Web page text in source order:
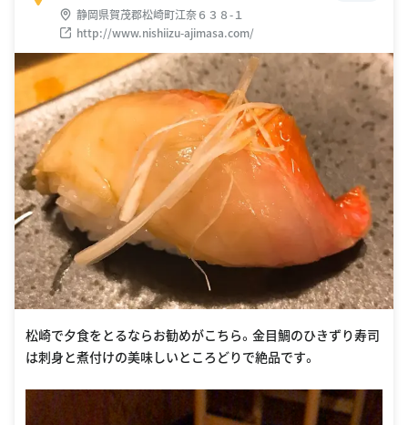
静岡県賀茂郡松崎町江奈６３８-１
http://www.nishiizu-ajimasa.com/
松崎で夕食をとるならお勧めがこちら。金目鯛のひきずり寿司
は刺身と煮付けの美味しいところどりで絶品です。